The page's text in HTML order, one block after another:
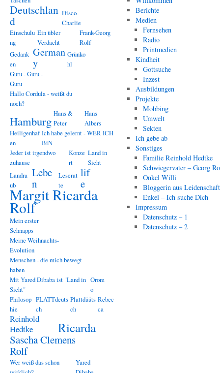
Deutschlan
d
Disco-
Charlie
Einschulu
ng
Ein übler
Verdacht
Frank-Georg
Rolf
Gedank
en
German
y
Grünko
hl
Guru - Guru -
Guru
Hallo Cordula - weißt du
noch?
Hamburg
Hans &
Peter
Hans
Albers
Heiligenhaf
en
Ich habe gelernt - WER ICH
BiN
Jeder ist irgendwo
zuhause
Konze
rt
Land in
Sicht
Landra
ub
Lebe
n
Leserat
te
lif
e
Margit Ricarda
Rolf
Mein erster
Schnapps
Meine Weihnachts-
Evolution
Menschen - die mich bewegt
haben
Mit Yared Dibaba ist "Land in
Sicht"
Orom
o
Philosop
hie
PLATTdeuts
ch
Plattdüüts
ch
Rebec
ca
Reinhold
Hedtke
Ricarda
Sascha Clemens
Rolf
Wer weiß das schon
Yared
Berichte
Medien
Fernsehen
Radio
Printmedien
Kindheit
Gottsuche
Inzest
Ausbildungen
Projekte
Mobbing
Umwelt
Sekten
Ich gebe ab
Sonstiges
Familie Reinhold Hedtke
Schwiegervater – Georg
Onkel Willi
Bloggerin aus Leidenschaft
Enkel – Ich suche Dich
Impressum
Datenschutz – 1
Datenschutz – 2